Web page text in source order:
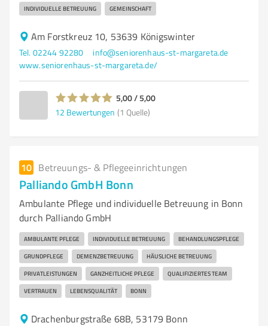
INDIVIDUELLE BETREUUNG GEMEINSCHAFT
Am Forstkreuz 10, 53639 Königswinter
Tel. 02244 92280
info@seniorenhaus-st-margareta.de
www.seniorenhaus-st-margareta.de/
5,00 / 5,00
12 Bewertungen (1 Quelle)
10 Betreuungs- & Pflegeeinrichtungen
Palliando GmbH Bonn
Ambulante Pflege und individuelle Betreuung in Bonn
durch Palliando GmbH
AMBULANTE PFLEGE INDIVIDUELLE BETREUUNG BEHANDLUNGSPFLEGE
GRUNDPFLEGE DEMENZBETREUUNG HÄUSLICHE BETREUUNG
PRIVATLEISTUNGEN GANZHEITLICHE PFLEGE QUALIFIZIERTES TEAM
VERTRAUEN LEBENSQUALITÄT BONN
Drachenburgstraße 68B, 53179 Bonn